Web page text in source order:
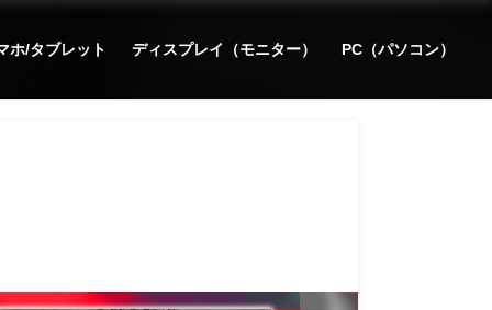
ホ/タブレット ディスプレイ（モニター） PC（パソコン）